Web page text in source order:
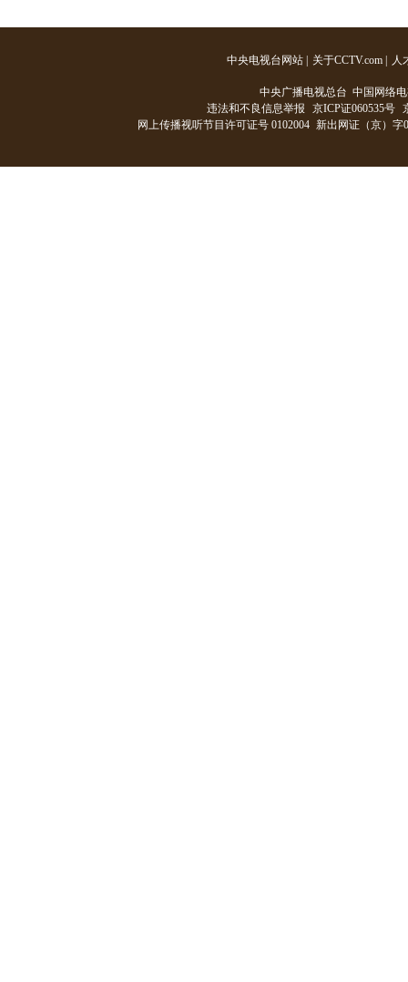
中央电视台网站 关于CCTV.com 人
中央广播电视总台 中国网络
违法和不良信息举报
京ICP证060535号
网上传播视听节目许可证号 0102004 新出网证（京）